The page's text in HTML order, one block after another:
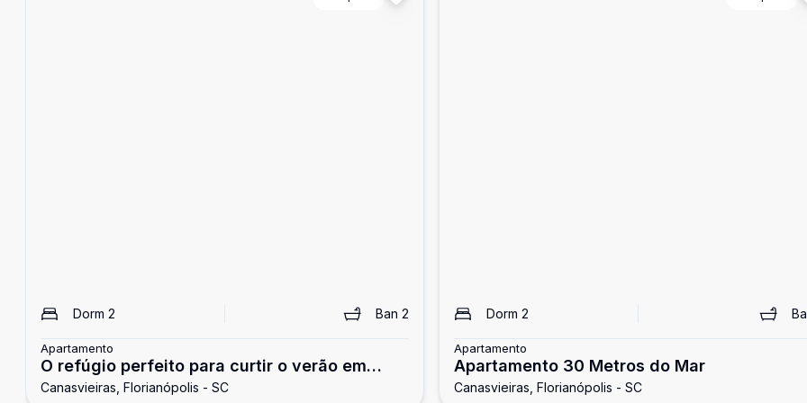
Dorm 2 Ban 2
Apartamento
O refúgio perfeito para curtir o verão em
familia
Canasvieiras, Florianópolis - SC
Dorm 2
Apartamento
Apartamento 30 Metros do Mar
Canasvieiras, Florianópolis - SC